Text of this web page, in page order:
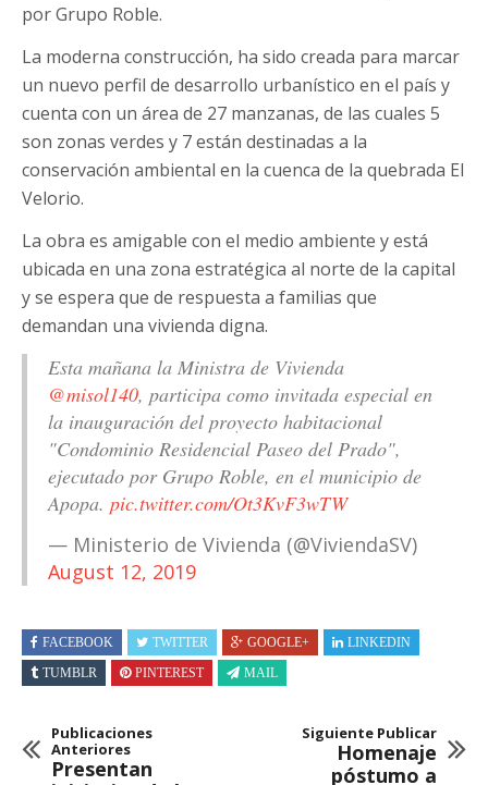
por Grupo Roble.
La moderna construcción, ha sido creada para marcar
un nuevo perfil de desarrollo urbanístico en el país y
cuenta con un área de 27 manzanas, de las cuales 5
son zonas verdes y 7 están destinadas a la
conservación ambiental en la cuenca de la quebrada El
Velorio.
La obra es amigable con el medio ambiente y está
ubicada en una zona estratégica al norte de la capital
y se espera que de respuesta a familias que
demandan una vivienda digna.
Esta mañana la Ministra de Vivienda
@misol140, participa como invitada especial en
la inauguración del proyecto habitacional
"Condominio Residencial Paseo del Prado",
ejecutado por Grupo Roble, en el municipio de
Apopa. pic.twitter.com/Ot3KvF3wTW
— Ministerio de Vivienda (@ViviendaSV)
August 12, 2019
FACEBOOK TWITTER GOOGLE+
LINKEDIN
TUMBLR
PINTEREST MAIL
Publicaciones
Anteriores
Presentan
Siguiente Publicar
Homenaje
póstumo a